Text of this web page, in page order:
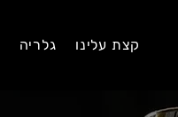
קצת עלינו גלריה